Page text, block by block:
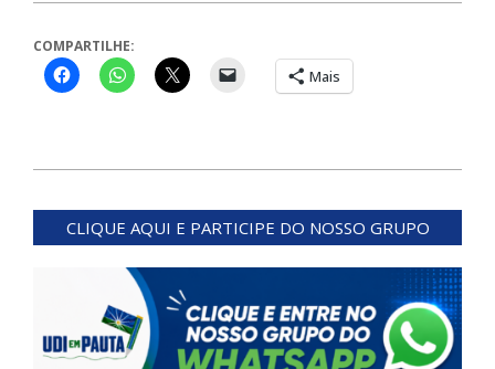
COMPARTILHE:
Mais
04-
CLIQUE AQUI E PARTICIPE DO NOSSO GRUPO